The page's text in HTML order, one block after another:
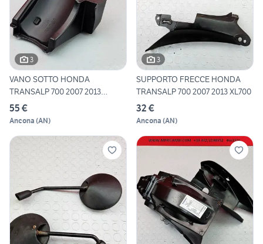
3
VANO SOTTO HONDA
TRANSALP 700 2007 2013
XL700V 200
55 €
Ancona (AN)
3
SUPPORTO FRECCE HONDA
TRANSALP 700 2007 2013 XL700
32 €
Ancona (AN)